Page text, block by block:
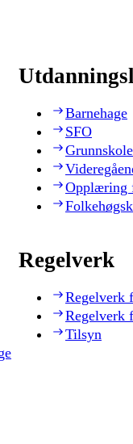
Barnehage
SFO
Grunnskole
Opplæring
Regelverk
Regelverk
Regelverk
Tilsyn